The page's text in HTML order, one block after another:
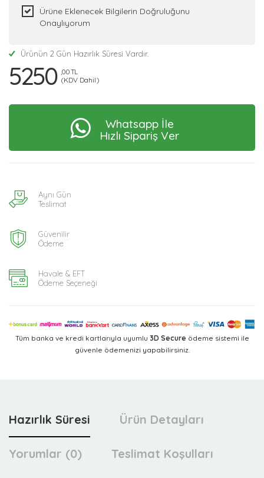
Ürüne Eklenecek Bilgilerin Doğruluğunu
Onaylıyorum
Ürünün 2 Gün Hazırlık Süresi Vardır.
5250 ,00 TL
(KDV Dahil)
Whatsapp İle
Hızlı Sipariş Ver
Aynı Gün
Teslimat
Güvenilir
Ödeme
Havale & EFT
Ödeme Seçeneği
Tüm banka ve kredi kartlarıyla uyumlu 3D Secure ödeme sistemi ile
güvenle ödemenizi yapabilirsiniz.
Hazırlık Süresi Ürün Detayları
Yorumlar (0) Teslimat Koşulları